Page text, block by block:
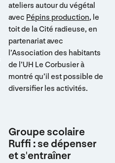
ateliers autour du végétal
avec Pépins production, le
toit de la Cité radieuse, en
partenariat avec
l’Association des habitants
de l’UH Le Corbusier à
montré qu’il est possible de
diversifier les activités.
Groupe scolaire
Ruffi : se dépenser
et s'entraîner